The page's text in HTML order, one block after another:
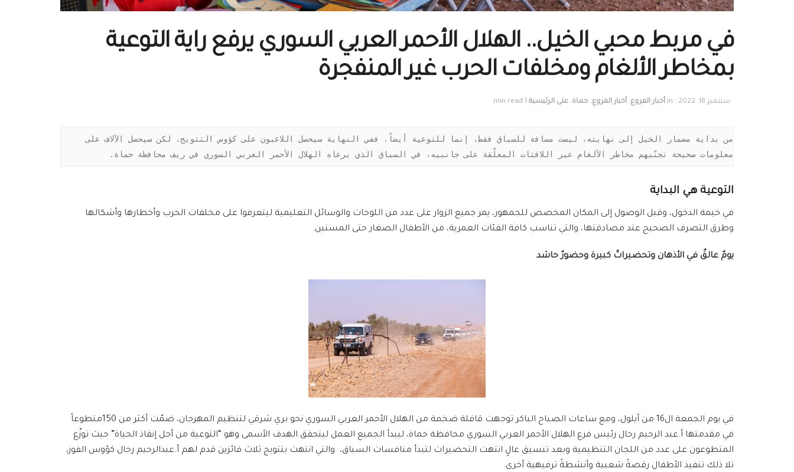
في مربط محبي الخيل.. الهلال الأحمر العربي السوري يرفع راية التوعية
بمخاطر الألغام ومخلفات الحرب غير المنفجرة
سبتمبر 18, 2022 in أخبار الفروع, أخبار الفروع, حماة, على الرئيسية 1 min read
من بداية مضمار الخيل إلى نهايته، ليست مسافة للسباق فقط، إنما للتوعية أيضاً، ففي النهاية سيحصل اللاعبون على كؤوس التتويج، لكن سيحصل الآلاف على
معلومات صحيحة تجنّبهم مخاطر الألغام عبر اللافتات المعلّقة على جانبيه، في السباق الذي يرعاه الهلال الأحمر العربي السوري في ريف محافظة حماة.
التوعية هي البداية
في خيمة الدخول، وقبل الوصول إلى المكان المخصص للجمهور، يمر جميع الزوار على عدد من اللوحات والوسائل التعليمية ليتعرفوا على مخلفات الحرب وأخطارها وأشكالها
وطرق التصرف الصحيح عند مصادفتها، والتي تناسب كافة الفئات العمرية، من الأطفال الصغار حتى المسنين.
يومٌ عالقٌ في الأذهان وتحضيراتٌ كبيرة وحضورٌ حاشد
في يوم الجمعة ال16 من أيلول، ومع ساعات الصباح الباكر توجهت قافلة ضخمة من الهلال الأحمر العربي السوري نحو بري شرقي لتنظيم المهرجان، ضمّت أكثر من 150متطوعاً
في مقدمتها أ.عبد الرحيم رحال رئيس فرع الهلال الأحمر العربي السوري محافظة حماة، ليبدأ الجميع العمل ليتحقق الهدف الأسمى وهو “التوعية من أجل إنقاذ الحياة” حيث توزّع
المتطوعون على عدد من اللجان التنظيمية وبعد تنسيق عالٍ انتهت التحضيرات لتبدأ منافسات السباق، والتي انتهت بتتويج ثلاث فائزين قدم لهم أ.عبدالرحيم رحال كؤوس الفوز،
تلا ذلك تنفيذ الأطفال رقصةً شعبية وأنشطةً ترفيهية أخرى.